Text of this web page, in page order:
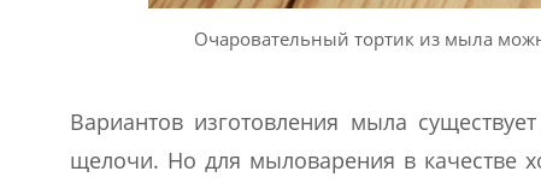
Очаровательный тортик из мыла
Вариантов изготовления мыла
щелочи. Но для мыловарения в качестве